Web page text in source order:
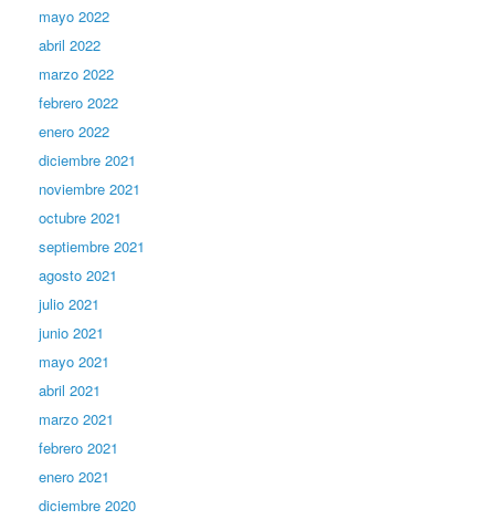
mayo 2022
abril 2022
marzo 2022
febrero 2022
enero 2022
diciembre 2021
noviembre 2021
octubre 2021
septiembre 2021
agosto 2021
julio 2021
junio 2021
mayo 2021
abril 2021
marzo 2021
febrero 2021
enero 2021
diciembre 2020